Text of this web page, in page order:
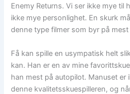
Enemy Returns. Vi ser ikke mye til
ikke mye personlighet. En skurk
denne type filmer som byr på mest
Få kan spille en usympatisk helt
kan. Han er en av mine
han mest på autopilot. Manuset
denne kvalitetsskuespilleren, og